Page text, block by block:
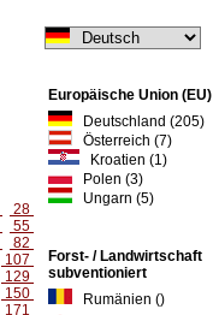
Europäische Union (EU)
Deutschland (205)
Österreich (7)
Kroatien (1)
Polen (3)
Ungarn (5)
Forst- / Landwirtschaft
subventioniert
Rumänien ()
28
55
82
107
129
150
171